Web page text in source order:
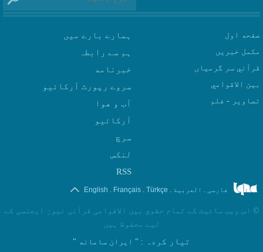
صفحه اول
مکمل خبریں
قرآني سر گرمياں
بين الاقوامي
تصاوير - فلم
ہمارے بارے میں
ہم سے رابطہ
سروے رپورٹ آرکائیو
آب و هوا
سرچ
لنکس
RSS
فارسی . العربیة .
Türkçe
.
Français
.
English
© اس ویب سائیٹ کے تمام حقوق بین الاقوامی قرآنی نیوز ایجنسی کے
لیے محفوظ ہیں
تیار کردہ : " ایران سامانه "